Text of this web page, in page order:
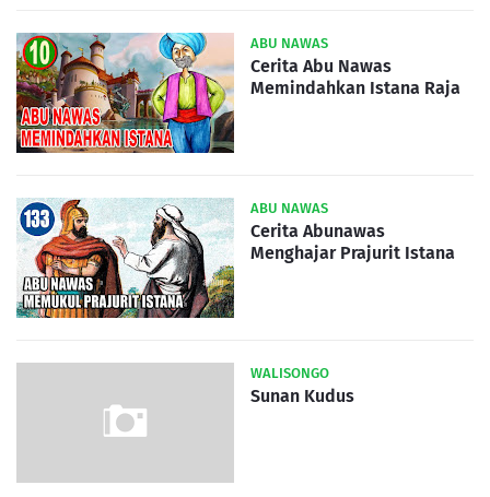
ABU NAWAS
Cerita Abu Nawas
Memindahkan Istana Raja
ABU NAWAS
Cerita Abunawas
Menghajar Prajurit Istana
WALISONGO
Sunan Kudus